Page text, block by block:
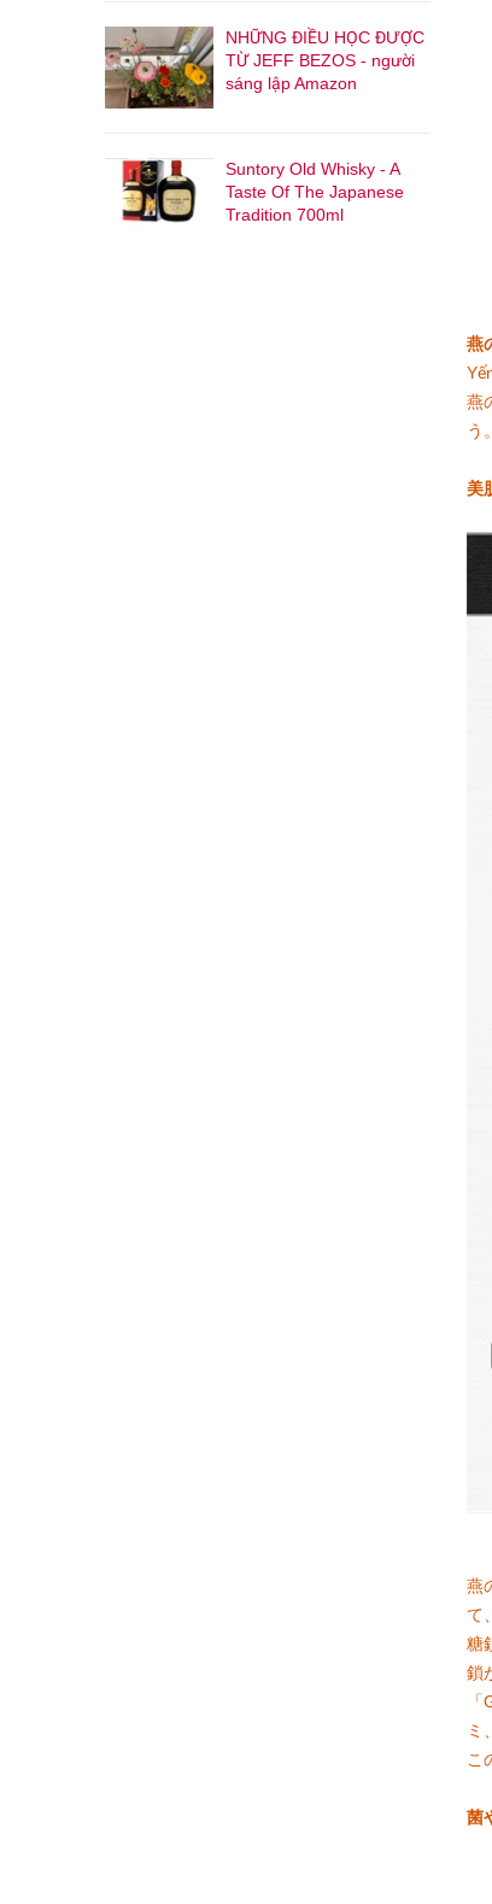
NHỮNG ĐIỀU HỌC ĐƯỢC
TỪ JEFF BEZOS - người
sáng lập Amazon
Suntory Old Whisky - A
Taste Of The Japanese
Tradition 700ml
燕
燕
う
美
燕
て
糖
鎖
ミ
こ
菌